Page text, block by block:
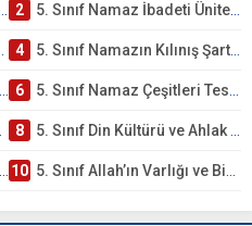
2 5. Sınıf Namaz İbadeti Ünite Testi – Online Çöz
4 5. Sınıf Namazın Kılınış Şartları Testi
6 5. Sınıf Namaz Çeşitleri Testi – Online Çöz
8 5. Sınıf Din Kültürü ve Ahlak Bilgisi 1. Ünite: Allah İnancı Çalışmaları
10 5. Sınıf Allah’ın Varlığı ve Birliği Testi – Online Çöz